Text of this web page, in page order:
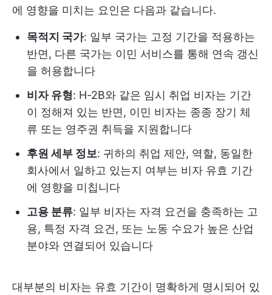
에 영향을 미치는 요인은 다음과 같습니다.
목적지 국가: 일부 국가는 고정 기간을 적용하는
반면, 다른 국가는 이민 서비스를 통해 연속 갱신
을 허용합니다
비자 유형: H-2B와 같은 임시 취업 비자는 기간
이 정해져 있는 반면, 이민 비자는 종종 장기 체
류 또는 영주권 취득을 지원합니다
후원 세부 정보: 귀하의 취업 제안, 역할, 동일한
회사에서 일하고 있는지 여부는 비자 유효 기간
에 영향을 미칩니다
고용 분류: 일부 비자는 자격 요건을 충족하는 고
용, 특정 자격 요건, 또는 노동 수요가 높은 산업
분야와 연결되어 있습니다
대부분의 비자는 유효 기간이 명확하게 명시되어 있